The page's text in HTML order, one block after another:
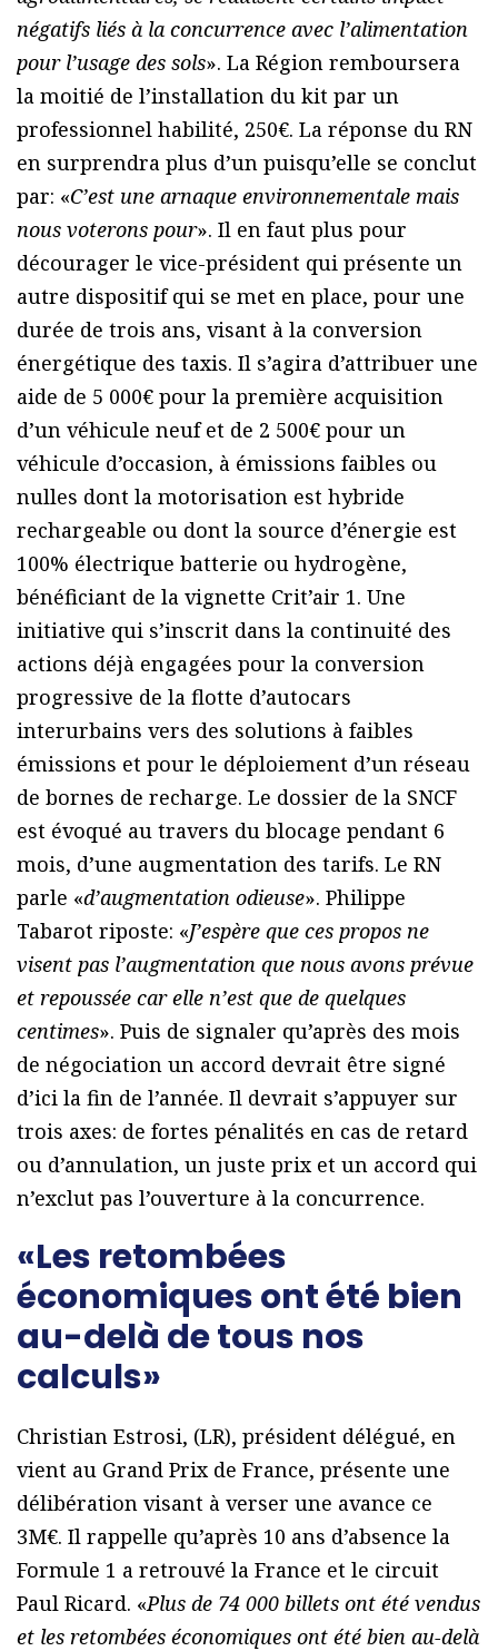
négatifs liés à la concurrence avec l’alimentation
pour l’usage des sols». La Région remboursera
la moitié de l’installation du kit par un
professionnel habilité, 250€. La réponse du RN
en surprendra plus d’un puisqu’elle se conclut
par: «C’est une arnaque environnementale mais
nous voterons pour». Il en faut plus pour
décourager le vice-président qui présente un
autre dispositif qui se met en place, pour une
durée de trois ans, visant à la conversion
énergétique des taxis. Il s’agira d’attribuer une
aide de 5 000€ pour la première acquisition
d’un véhicule neuf et de 2 500€ pour un
véhicule d’occasion, à émissions faibles ou
nulles dont la motorisation est hybride
rechargeable ou dont la source d’énergie est
100% électrique batterie ou hydrogène,
bénéficiant de la vignette Crit’air 1. Une
initiative qui s’inscrit dans la continuité des
actions déjà engagées pour la conversion
progressive de la flotte d’autocars
interurbains vers des solutions à faibles
émissions et pour le déploiement d’un réseau
de bornes de recharge. Le dossier de la SNCF
est évoqué au travers du blocage pendant 6
mois, d’une augmentation des tarifs. Le RN
parle «d’augmentation odieuse». Philippe
Tabarot riposte: «J’espère que ces propos ne
visent pas l’augmentation que nous avons prévue
et repoussée car elle n’est que de quelques
centimes». Puis de signaler qu’après des mois
de négociation un accord devrait être signé
d’ici la fin de l’année. Il devrait s’appuyer sur
trois axes: de fortes pénalités en cas de retard
ou d’annulation, un juste prix et un accord qui
n’exclut pas l’ouverture à la concurrence.
«Les retombées
économiques ont été bien
au-delà de tous nos
calculs»
Christian Estrosi, (LR), président délégué, en
vient au Grand Prix de France, présente une
délibération visant à verser une avance ce
3M€. Il rappelle qu’après 10 ans d’absence la
Formule 1 a retrouvé la France et le circuit
Paul Ricard. «Plus de 74 000 billets ont été vendus
et les retombées économiques ont été bien au-delà